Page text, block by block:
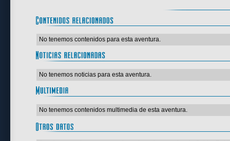
No tenemos contenidos para esta aventura.
No tenemos noticias para esta aventura.
No tenemos contenidos multimedia de esta aventura.